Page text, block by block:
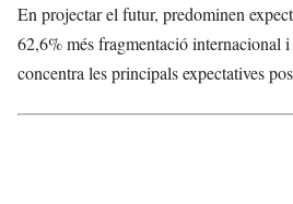
En projectar el futur, predominen
62,6% més fragmentació internacional
concentra les principals expectatives